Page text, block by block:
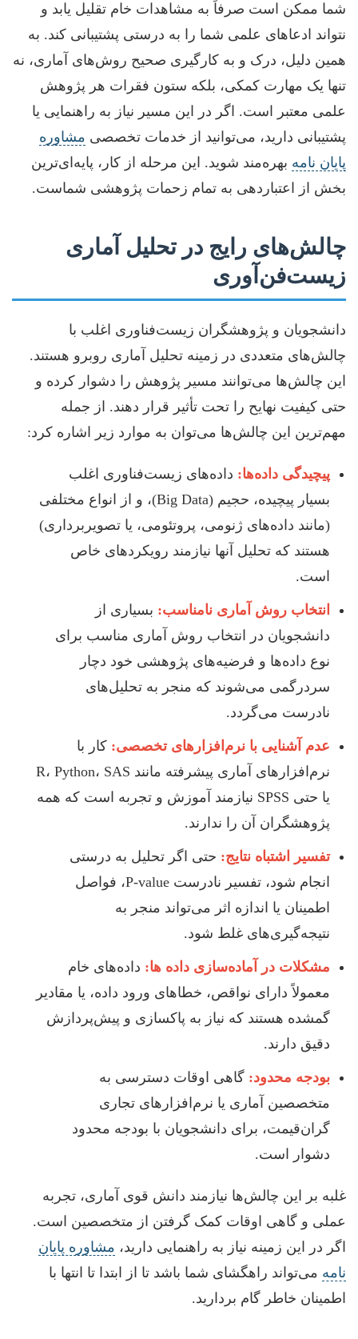
شما ممکن است صرفاً به مشاهدات خام تقلیل یابد و
نتواند ادعاهای علمی شما را به درستی پشتیبانی کند. به
همین دلیل، درک و به کارگیری صحیح روش‌های آماری، نه
تنها یک مهارت کمکی، بلکه ستون فقرات هر پژوهش
علمی معتبر است. اگر در این مسیر نیاز به راهنمایی یا
پشتیبانی دارید، می‌توانید از خدمات تخصصی مشاوره
پایان نامه بهره‌مند شوید. این مرحله از کار، پایه‌ای‌ترین
بخش از اعتباردهی به تمام زحمات پژوهشی شماست.
چالش‌های رایج در تحلیل آماری
زیست‌فن‌آوری
دانشجویان و پژوهشگران زیست‌فناوری اغلب با
چالش‌های متعددی در زمینه تحلیل آماری روبرو هستند.
این چالش‌ها می‌توانند مسیر پژوهش را دشوار کرده و
حتی کیفیت نهایح را تحت تأثیر قرار دهند. از جمله
مهم‌ترین این چالش‌ها می‌توان به موارد زیر اشاره کرد:
پیچیدگی داده‌ها: داده‌های زیست‌فناوری اغلب
بسیار پیچیده، حجیم (Big Data)، و از انواع مختلفی
(مانند داده‌های ژنومی، پروتئومی، یا تصویربرداری)
هستند که تحلیل آنها نیازمند رویکردهای خاص
است.
انتخاب روش آماری نامناسب: بسیاری از
دانشجویان در انتخاب روش آماری مناسب برای
نوع داده‌ها و فرضیه‌های پژوهشی خود دچار
سردرگمی می‌شوند که منجر به تحلیل‌های
نادرست می‌گردد.
عدم آشنایی با نرم‌افزارهای تخصصی: کار با
نرم‌افزارهای آماری پیشرفته مانند R، Python، SAS
یا حتی SPSS نیازمند آموزش و تجربه است که همه
پژوهشگران آن را ندارند.
تفسیر اشتباه نتایج: حتی اگر تحلیل به درستی
انجام شود، تفسیر نادرست P-value، فواصل
اطمینان یا اندازه اثر می‌تواند منجر به
نتیجه‌گیری‌های غلط شود.
مشکلات در آماده‌سازی داده ها: داده‌های خام
معمولاً دارای نواقص، خطاهای ورود داده، یا مقادیر
گمشده هستند که نیاز به پاکسازی و پیش‌پردازش
دقیق دارند.
بودجه محدود: گاهی اوقات دسترسی به
متخصصین آماری یا نرم‌افزارهای تجاری
گران‌قیمت، برای دانشجویان با بودجه محدود
دشوار است.
غلبه بر این چالش‌ها نیازمند دانش قوی آماری، تجربه
عملی و گاهی اوقات کمک گرفتن از متخصصین است.
اگر در این زمینه نیاز به راهنمایی دارید، مشاوره پایان
نامه می‌تواند راهگشای شما باشد تا از ابتدا تا انتها با
اطمینان خاطر گام بردارید.